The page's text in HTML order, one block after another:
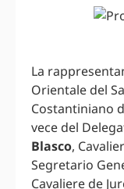
La
Orientale del
Costantiniano
vece del
Blasco,
Segretario
Cavaliere de